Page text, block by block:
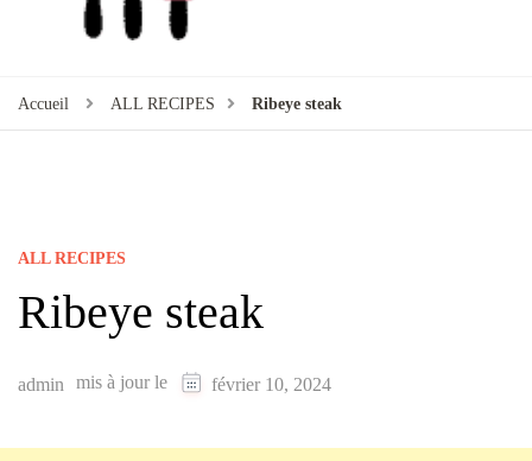
Accueil ALL RECIPES Ribeye steak
ALL RECIPES
Ribeye steak
admin mis à jour le février 10, 2024